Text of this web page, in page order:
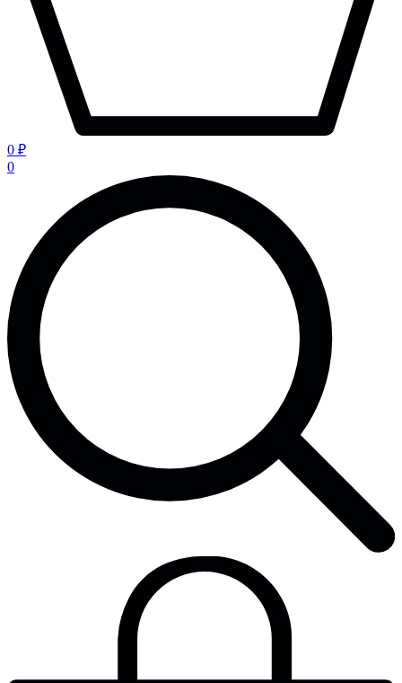
0 ₽
0